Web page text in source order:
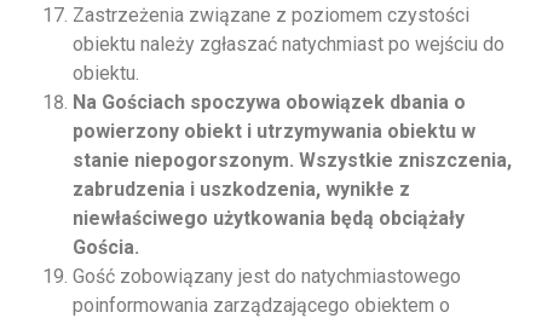
Zastrzeżenia związane z poziomem czystości
obiektu należy zgłaszać natychmiast po wejściu do
obiektu.
Na Gościach spoczywa obowiązek dbania o
powierzony obiekt i utrzymywania obiektu w
stanie niepogorszonym. Wszystkie zniszczenia,
zabrudzenia i uszkodzenia, wynikłe z
niewłaściwego użytkowania będą obciążały
Gościa.
Gość zobowiązany jest do natychmiastowego
poinformowania zarządzającego obiektem o